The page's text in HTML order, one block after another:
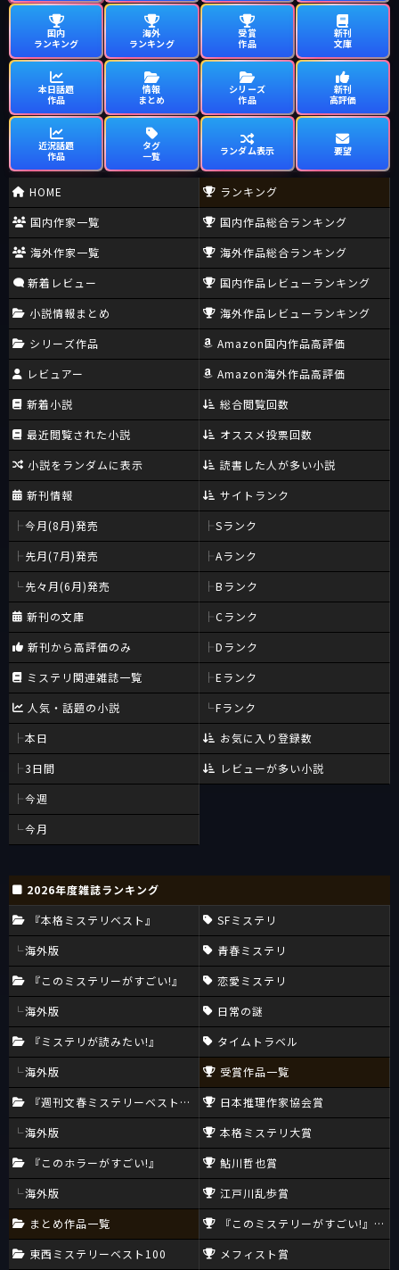
国内
ランキング
海外
ランキング
受賞
作品
新刊
文庫
本日話題
作品
情報
まとめ
シリーズ
作品
新刊
高評価
近況話題
作品
タグ
一覧
ランダム表示 要望
HOME
国内作家一覧
海外作家一覧
新着レビュー
小説情報まとめ
シリーズ作品
レビュアー
新着小説
最近閲覧された小説
小説をランダムに表示
新刊情報
今月(8月)発売
先月(7月)発売
先々月(6月)発売
新刊の文庫
新刊から高評価のみ
ミステリ関連雑誌一覧
人気・話題の小説
本日
3日間
今週
今月
ランキング
国内作品総合ランキング
海外作品総合ランキング
国内作品レビューランキング
海外作品レビューランキング
Amazon国内作品高評価
Amazon海外作品高評価
総合閲覧回数
オススメ投票回数
読書した人が多い小説
サイトランク
Sランク
Aランク
Bランク
Cランク
Dランク
Eランク
Fランク
お気に入り登録数
レビューが多い小説
2026年度雑誌ランキング
『本格ミステリベスト』
海外版
『このミステリーがすごい!』
海外版
『ミステリが読みたい!』
海外版
『週刊文春ミステリーベスト10』
海外版
『このホラーがすごい!』
海外版
まとめ作品一覧
東西ミステリーベスト100
SFミステリ
青春ミステリ
恋愛ミステリ
日常の謎
タイムトラベル
受賞作品一覧
日本推理作家協会賞
本格ミステリ大賞
鮎川哲也賞
江戸川乱歩賞
『このミステリーがすごい!』大賞
メフィスト賞